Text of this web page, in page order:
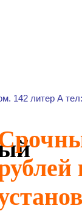
142 литер А